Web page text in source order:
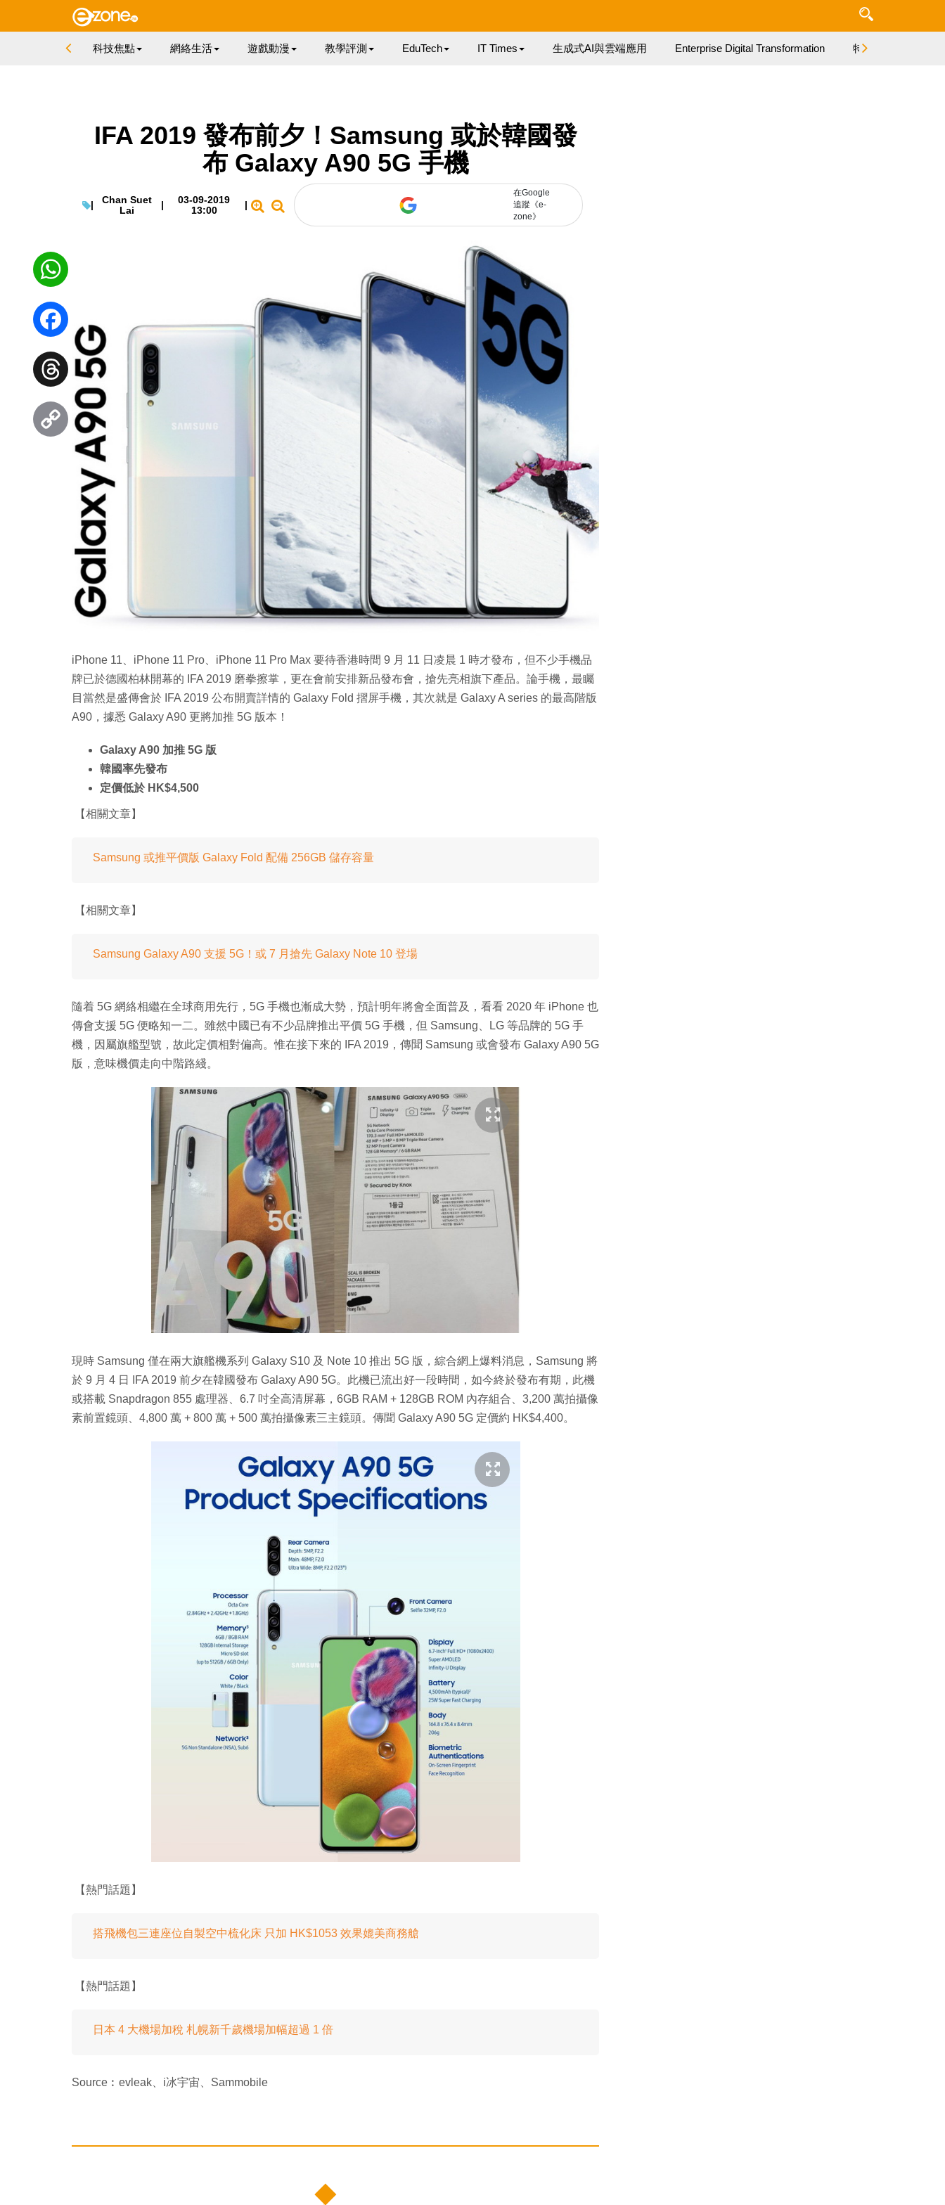
科技焦點 網絡生活 遊戲動漫 教學評測 EduTech IT Times 生成式AI與雲端應用 Enterprise Digital Transformation 特集
IFA 2019 發布前夕！Samsung 或於韓國發
布 Galaxy A90 5G 手機
|
Chan Suet
Lai
|
03-09-2019
13:00
|
在Google
追蹤《e-
zone》
iPhone 11、iPhone 11 Pro、iPhone 11 Pro Max 要待香港時間 9 月 11 日凌晨 1 時才發布，但不少手機品
牌已於德國柏林開幕的 IFA 2019 磨拳擦掌，更在會前安排新品發布會，搶先亮相旗下產品。論手機，最矚
目當然是盛傳會於 IFA 2019 公布開賣詳情的 Galaxy Fold 摺屏手機，其次就是 Galaxy A series 的最高階版
A90，據悉 Galaxy A90 更將加推 5G 版本！
Galaxy A90 加推 5G 版
韓國率先發布
定價低於 HK$4,500
【相關文章】
Samsung 或推平價版 Galaxy Fold 配備 256GB 儲存容量
【相關文章】
Samsung Galaxy A90 支援 5G！或 7 月搶先 Galaxy Note 10 登場
隨着 5G 網絡相繼在全球商用先行，5G 手機也漸成大勢，預計明年將會全面普及，看看 2020 年 iPhone 也
傳會支援 5G 便略知一二。雖然中國已有不少品牌推出平價 5G 手機，但 Samsung、LG 等品牌的 5G 手
機，因屬旗艦型號，故此定價相對偏高。惟在接下來的 IFA 2019，傳聞 Samsung 或會發布 Galaxy A90 5G
版，意味機價走向中階路綫。
現時 Samsung 僅在兩大旗艦機系列 Galaxy S10 及 Note 10 推出 5G 版，綜合網上爆料消息，Samsung 將
於 9 月 4 日 IFA 2019 前夕在韓國發布 Galaxy A90 5G。此機已流出好一段時間，如今終於發布有期，此機
或搭載 Snapdragon 855 處理器、6.7 吋全高清屏幕，6GB RAM + 128GB ROM 內存組合、3,200 萬拍攝像
素前置鏡頭、4,800 萬 + 800 萬 + 500 萬拍攝像素三主鏡頭。傳聞 Galaxy A90 5G 定價約 HK$4,400。
【熱門話題】
搭飛機包三連座位自製空中梳化床 只加 HK$1053 效果媲美商務艙
【熱門話題】
日本 4 大機場加稅 札幌新千歲機場加幅超過 1 倍
Source︰evleak、i冰宇宙、Sammobile
WhatsApp
Facebook
Threads